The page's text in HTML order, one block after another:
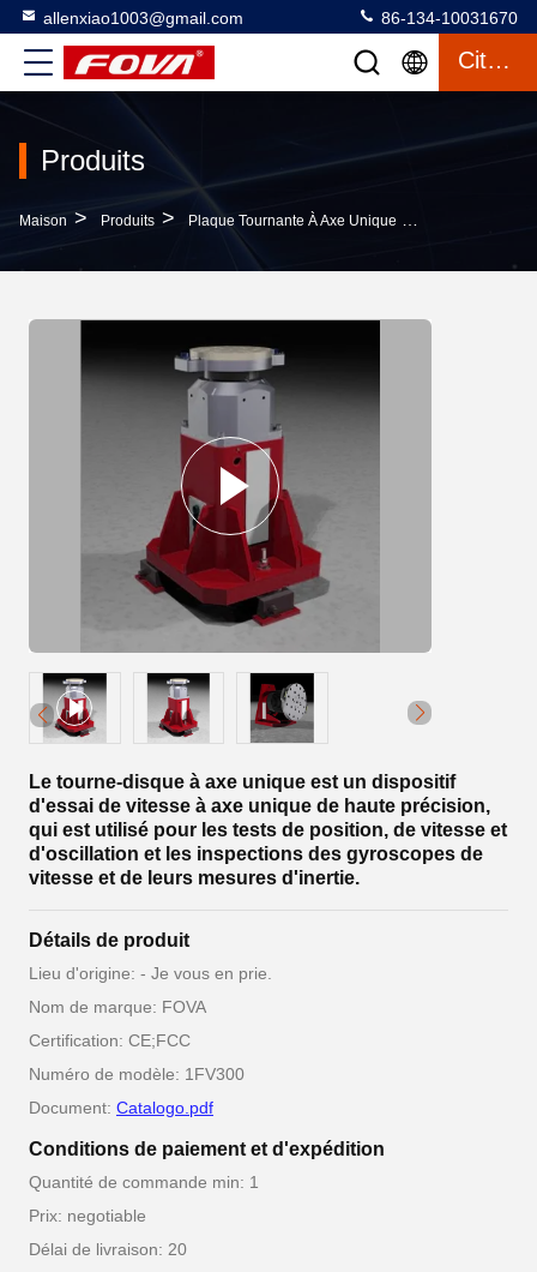
allenxiao1003@gmail.com 86-134-10031670
Citation
Produits
Maison > Produits > Plaque Tournante À Axe Unique >
Le tourne-disque à axe unique est un dispositif
d'essai de vitesse à axe unique de haute précision,
qui est utilisé pour les tests de position, de vitesse et
d'oscillation et les inspections des gyroscopes de
vitesse et de leurs mesures d'inertie.
Détails de produit
Lieu d'origine: - Je vous en prie.
Nom de marque: FOVA
Certification: CE;FCC
Numéro de modèle: 1FV300
Document: Catalogo.pdf
Conditions de paiement et d'expédition
Quantité de commande min: 1
Prix: negotiable
Délai de livraison: 20